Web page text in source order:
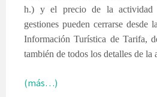
h.) y el precio de la actividad
gestiones pueden cerrarse
Información Turística de Tarifa,
también de todos los detalles de la
(más…)